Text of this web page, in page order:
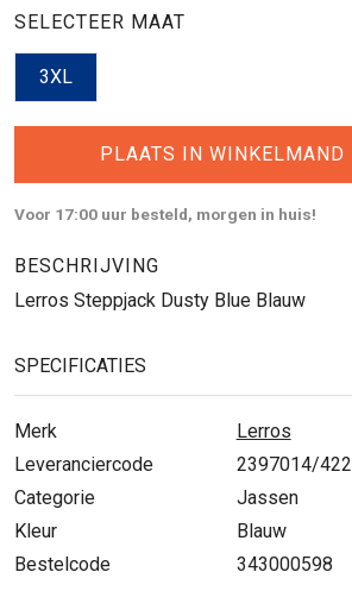
SELECTEER MAAT
3XL
PLAATS IN WINKELMAND
Voor 17:00 uur besteld, morgen in huis!
BESCHRIJVING
Lerros Steppjack Dusty Blue Blauw
SPECIFICATIES
Merk
Lerros
Leveranciercode
2397014/422
Categorie
Jassen
Kleur
Blauw
Bestelcode
343000598